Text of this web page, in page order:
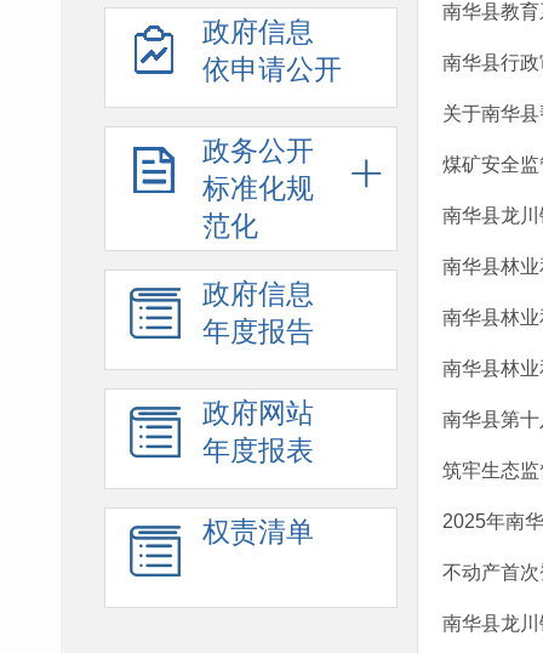
政府信息
依申请公开
政务公开
标准化规
范化
政府信息
年度报告
政府网站
年度报表
权责清单
南华县教
南华县行
关于南华
煤矿安全
南华县龙
南华县林
南华县林
南华县林
南华县第
筑牢生态
2025年南
不动产首
南华县龙